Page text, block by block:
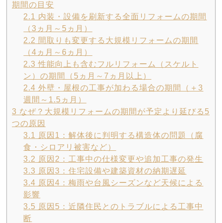
期間の目安
2.1 内装・設備を刷新する全面リフォームの期間
（3ヵ月～5ヵ月）
2.2 間取りも変更する大規模リフォームの期間
（4ヵ月～6ヵ月）
2.3 性能向上も含むフルリフォーム（スケルト
ン）の期間（5ヵ月～7ヵ月以上）
2.4 外壁・屋根の工事が加わる場合の期間（＋3
週間～1.5ヵ月）
3 なぜ？大規模リフォームの期間が予定より延びる5
つの原因
3.1 原因1：解体後に判明する構造体の問題（腐
食・シロアリ被害など）
3.2 原因2：工事中の仕様変更や追加工事の発生
3.3 原因3：住宅設備や建築資材の納期遅延
3.4 原因4：梅雨や台風シーズンなど天候による
影響
3.5 原因5：近隣住民とのトラブルによる工事中
断